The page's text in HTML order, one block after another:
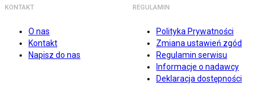
KONTAKT
O nas
Kontakt
Napisz do nas
REGULAMIN
Polityka Prywatności
Zmiana ustawień zgód
Regulamin serwisu
Informacje o nadawcy
Deklaracja dostępności